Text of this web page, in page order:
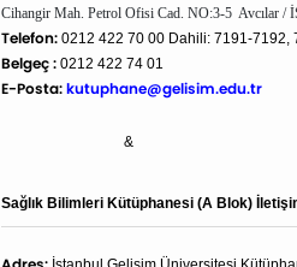
Yabancı
Cihangir Mah. Petrol Ofisi Cad. NO:3-5 Avcılar /
Telefon: 0212 422 70 00 Dahili: 7191-7192,
Belgeç : 0212 422 74 01
E-Posta:kutuphane@gelisim.edu.tr
&
Sağlık Bilimleri Kütüphanesi (A Blok)